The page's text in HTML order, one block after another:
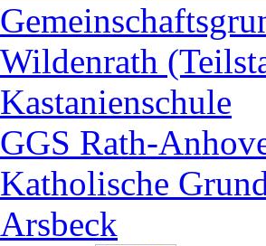
Wildenrath
Kastanienschule
GGS Rath-
Katholische
Arsbeck